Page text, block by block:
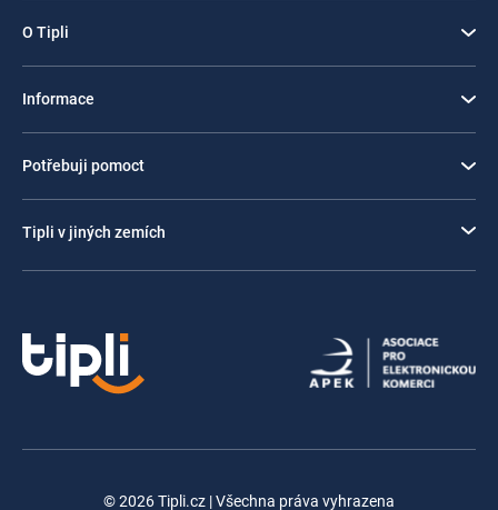
O Tipli
Informace
Potřebuji pomoct
Tipli v jiných zemích
© 2026 Tipli.cz | Všechna práva vyhrazena